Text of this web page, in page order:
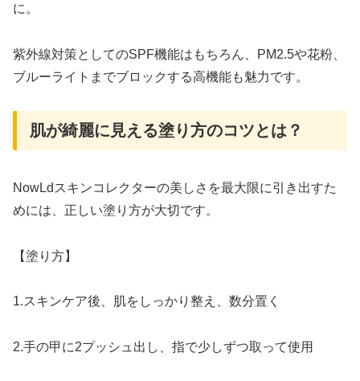
に。
紫外線対策としてのSPF機能はもちろん、PM2.5や花粉、
ブルーライトまでブロックする高機能も魅力です。
肌が綺麗に見える塗り方のコツとは？
NowLdスキンコレクターの美しさを最大限に引き出すた
めには、正しい塗り方が大切です。
【塗り方】
1.スキンケア後、肌をしっかり整え、数分置く
2.手の甲に2プッシュ出し、指で少しずつ取って使用